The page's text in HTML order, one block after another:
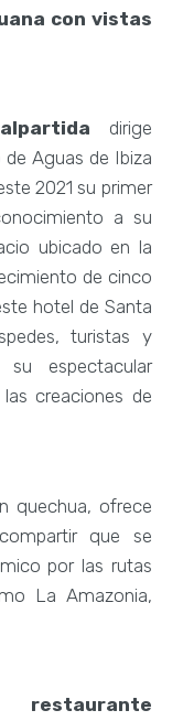
con vistas
dirige
Aguas de Ibiza
2021 su primer
a su
ubicado en la
de cinco
hotel de Santa
turistas y
espectacular
creaciones de
quechua, ofrece
que se
por las rutas
La Amazonia,